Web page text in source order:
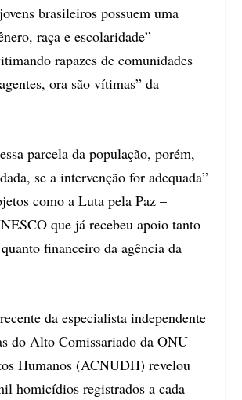
brasileiros possuem uma
raça e escolaridade”
rapazes de comunidades
ora são vítimas” da
parcela da população, porém,
se a intervenção for adequada”
como a Luta pela Paz –
que já recebeu apoio tanto
financeiro da agência da
da especialista independente
do Alto Comissariado da ONU
Humanos (ACNUDH) revelou
homicídios registrados a cada